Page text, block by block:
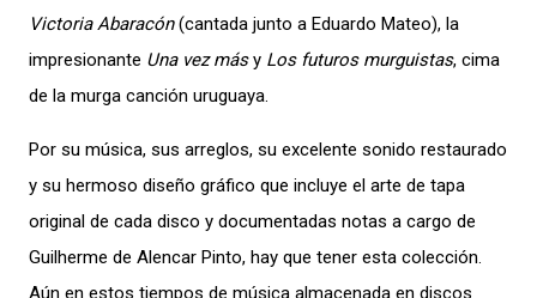
Victoria Abaracón(cantada junto a Eduardo Mateo), la
impresionante Una vez másy Los futuros murguistas, cima
de la murga canción uruguaya.
Por su música, sus arreglos, su excelente sonido restaurado
y su hermoso diseño gráfico que incluye el arte de tapa
original de cada disco y documentadas notas a cargo de
Guilherme de Alencar Pinto, hay que tener esta colección.
Aún en estos tiempos de música almacenada en discos